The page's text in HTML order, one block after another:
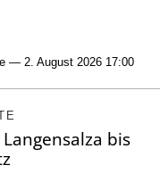
— 2. August 2026 17:00
bis